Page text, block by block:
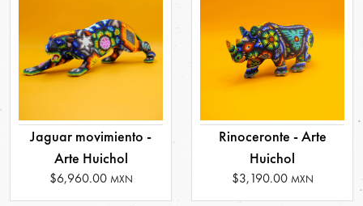
Jaguar movimiento -
Arte Huichol
$6,960.00 MXN
Rinoceronte - Arte
Huichol
$3,190.00 MXN